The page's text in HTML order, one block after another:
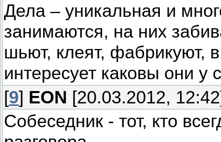
Дела – уникальная и
занимаются, на них
шьют, клеят, фабрикуют,
интересует каковы они у
[9] EON [20.03.2012,
Собеседник - тот, кто